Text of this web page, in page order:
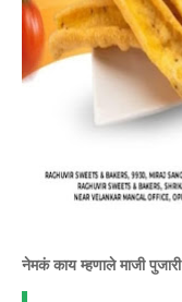
नेमकं काय म्हणाले माजी पुजारी